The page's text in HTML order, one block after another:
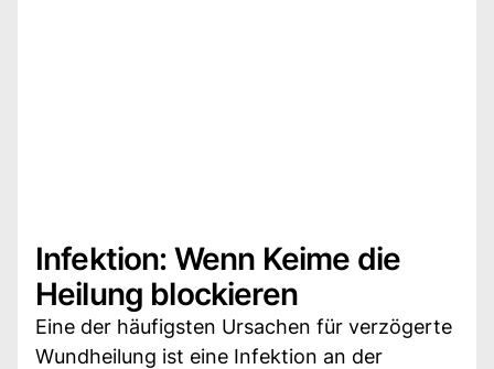
Infektion: Wenn Keime die
Heilung blockieren
Eine der häufigsten Ursachen für verzögerte
Wundheilung ist eine Infektion an der